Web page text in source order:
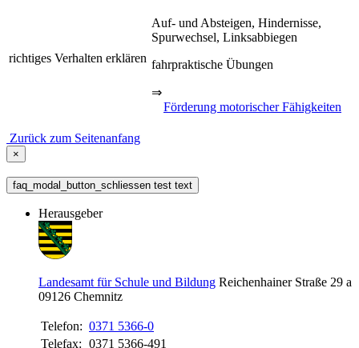
richtiges Verhalten erklären
Auf- und Absteigen, Hindernisse,
Spurwechsel, Linksabbiegen
fahrpraktische Übungen
⇒
Förderung motorischer Fähigkeiten
Zurück zum Seitenanfang
×
faq_modal_button_schliessen test text
Herausgeber
Landesamt für Schule und Bildung Reichenhainer Straße 29 a
09126 Chemnitz
Telefon: 0371 5366-0
Telefax: 0371 5366-491